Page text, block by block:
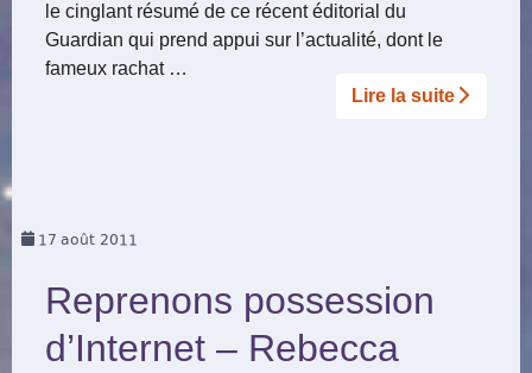
le cinglant résumé de ce récent éditorial du
Guardian qui prend appui sur l’actualité, dont le
fameux rachat …
Lire la suite­­
17 août 2011
Reprenons possession
d’Internet – Rebecca